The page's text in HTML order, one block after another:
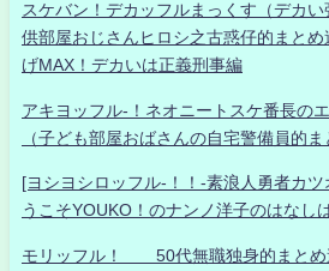
スケバン！デカッフルまっくす（デカ
供部屋おじさんヒロシ之古惑仔的まと
げMAX！デカいは正義刑事編
アキヨッフル-！ネオニートスケ番長の
（子ども部屋おばさんの自宅警備員的ま
[ヨシヨシロッフル-！！-素浪人勇者カ
うこそYOUKO！のナンノ洋子のはなし
モリッフル！ 50代無職独身的まとめ